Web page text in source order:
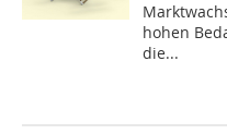
hohen
die...